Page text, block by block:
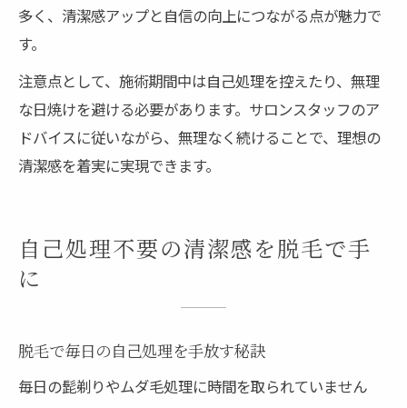
多く、清潔感アップと自信の向上につながる点が魅力で
す。
注意点として、施術期間中は自己処理を控えたり、無理
な日焼けを避ける必要があります。サロンスタッフのア
ドバイスに従いながら、無理なく続けることで、理想の
清潔感を着実に実現できます。
自己処理不要の清潔感を脱毛で手
に
脱毛で毎日の自己処理を手放す秘訣
毎日の髭剃りやムダ毛処理に時間を取られていません